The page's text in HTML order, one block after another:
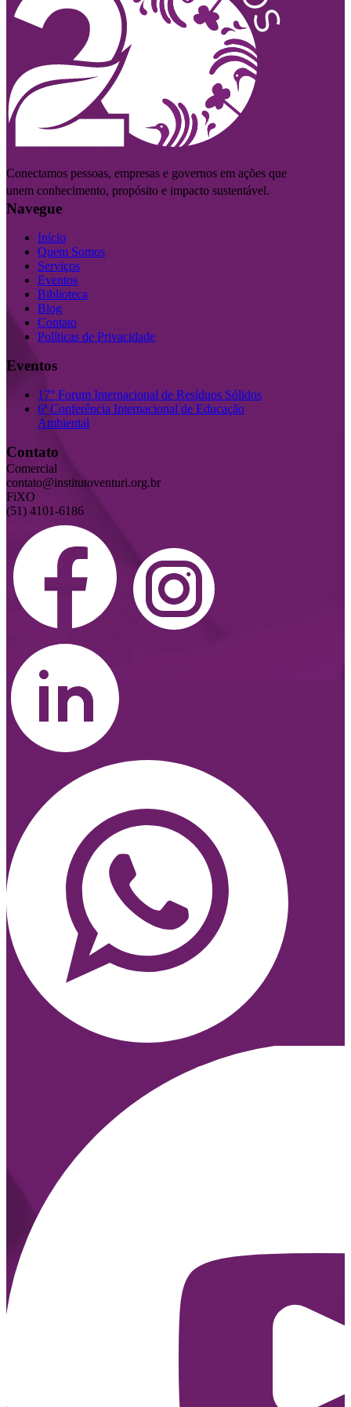
Conectamos pessoas, empresas e governos em ações que
unem conhecimento, propósito e impacto sustentável.
Navegue
Início
Quem Somos
Serviços
Eventos
Biblioteca
Blog
Contato
Políticas de Privacidade
Eventos
17° Forum Internacional de Resíduos Sólidos
6ª Conferência Internacional de Educação
Ambiental
Contato
Comercial
contato@institutoventuri.org.br
FiXO
(51) 4101-6186